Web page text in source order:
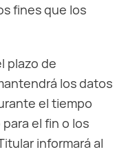
fines que los
plazo de
los datos
el tiempo
el fin o los
informará al